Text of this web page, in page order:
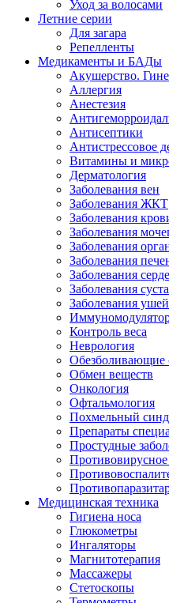
Уход за волосами
Летние серии
Для загара
Репелленты
Медикаменты и БАДы
Акушерство.
Аллергия
Анестезия
Антисептики
Антистрессовое
Витамины и
Дерматология
Заболевания вен
Заболевания ЖКТ
Заболевания
Заболевания
Заболевания
Заболевания
Заболевания
Заболевания
Заболевания ушей
Контроль веса
Неврология
Обезболивающие
Обмен веществ
Онкология
Офтальмология
Похмельный
Препараты
Простудные
Противовирусное
Медицинская техника
Гигиена носа
Глюкометры
Ингаляторы
Магнитотерапия
Массажеры
Стетоскопы